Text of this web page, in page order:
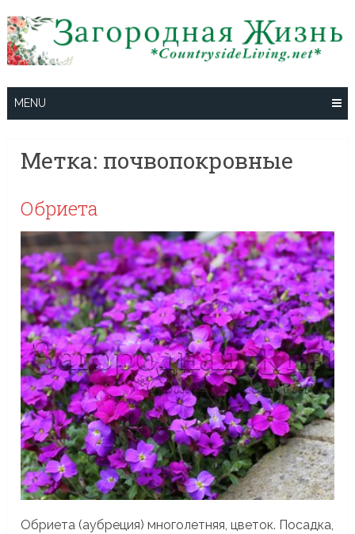
to
content
MENU
Метка: почвопокровные
Обриета
Обриета (аубреция) многолетняя, цветок. Посадка,